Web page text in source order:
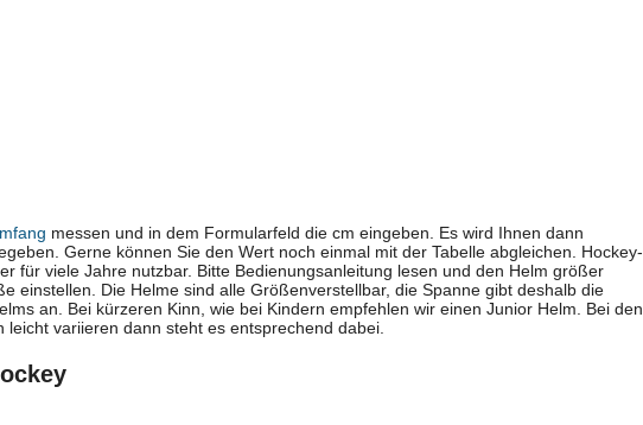
messen und in dem Formularfeld die cm eingeben. Es wird Ihnen dann
Gerne können Sie den Wert noch einmal mit der Tabelle abgleichen. Hockey-
für viele Jahre nutzbar. Bitte Bedienungsanleitung lesen und den Helm größer
einstellen. Die Helme sind alle Größenverstellbar, die Spanne gibt deshalb die
an. Bei kürzeren Kinn, wie bei Kindern empfehlen wir einen Junior Helm. Bei den
variieren dann steht es entsprechend dabei.